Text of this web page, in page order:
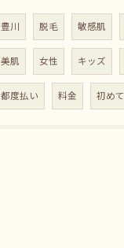
豊川 脱毛 敏感肌
美肌 女性 キッズ
都度払い 料金 初めて